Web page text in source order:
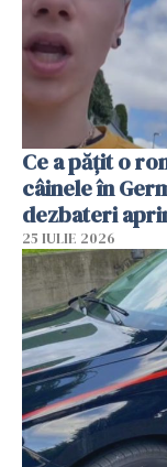
Ce a pățit o
câinele în
dezbateri
25 IULIE 2026